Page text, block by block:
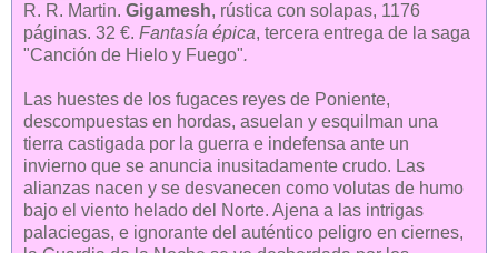
R. R. Martin. Gigamesh, rústica con solapas, 1176
páginas. 32 €. Fantasía épica, tercera entrega de la saga
"Canción de Hielo y Fuego".
Las huestes de los fugaces reyes de Poniente,
descompuestas en hordas, asuelan y esquilman una
tierra castigada por la guerra e indefensa ante un
invierno que se anuncia inusitadamente crudo. Las
alianzas nacen y se desvanecen como volutas de humo
bajo el viento helado del Norte. Ajena a las intrigas
palaciegas, e ignorante del auténtico peligro en ciernes,